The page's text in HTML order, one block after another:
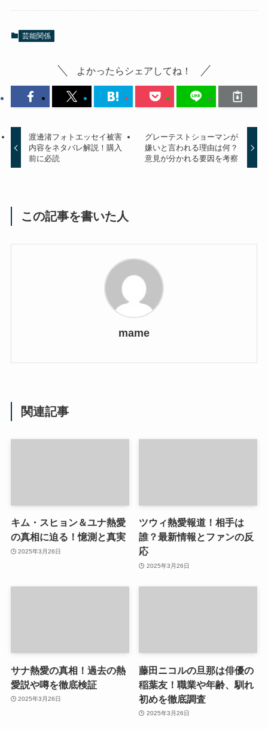
芸能関係
よかったらシェアしてね！
渡邊渚フォトエッセイ被害
内容をネタバレ解説！購入
前に必読
グレーテストショーマンが
嫌いと言われる理由は何？
意見が分かれる要因を考察
この記事を書いた人
mame
関連記事
キム・スヒョン＆ユナ熱愛
の真相に迫る！憶測と真実
2025年3月26日
ツウィ熱愛報道！相手は
誰？最新情報とファンの反
応
2025年3月26日
サナ熱愛の真相！過去の熱
愛説や噂を徹底検証
2025年3月26日
藤田ニコルの旦那は俳優の
稲葉友！職業や年齢、馴れ
初めを徹底調査
2025年3月26日